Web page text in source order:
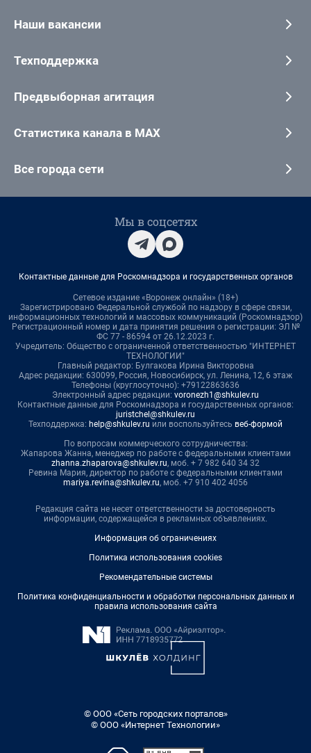
Наши вакансии
Техподдержка
Предвыборная агитация
Статистика канала в MAX
Все города сети
Мы в соцсетях
Контактные данные для Роскомнадзора и государственных органов
Сетевое издание «Воронеж онлайн» (18+)
Зарегистрировано Федеральной службой по надзору в сфере связи,
информационных технологий и массовых коммуникаций (Роскомнадзор)
Регистрационный номер и дата принятия решения о регистрации: ЭЛ №
ФС 77 - 86594 от 26.12.2023 г.
Учредитель: Общество с ограниченной ответственностью "ИНТЕРНЕТ
ТЕХНОЛОГИИ"
Главный редактор: Булгакова Ирина Викторовна
Адрес редакции: 630099, Россия, Новосибирск, ул. Ленина, 12, 6 этаж
Телефоны (круглосуточно): +79122863636
Электронный адрес редакции: voronezh1@shkulev.ru
Контактные данные для Роскомнадзора и государственных органов:
juristchel@shkulev.ru
Техподдержка: help@shkulev.ru или воспользуйтесь веб-формой
По вопросам коммерческого сотрудничества:
Жапарова Жанна, менеджер по работе с федеральными клиентами
zhanna.zhaparova@shkulev.ru, моб. + 7 982 640 34 32
Ревина Мария, директор по работе с федеральными клиентами
mariya.revina@shkulev.ru, моб. +7 910 402 4056
Редакция сайта не несет ответственности за достоверность
информации, содержащейся в рекламных объявлениях.
Информация об ограничениях
Политика использования cookies
Рекомендательные системы
Политика конфиденциальности и обработки персональных данных и
правила использования сайта
© ООО «Сеть городских порталов»
© ООО «Интернет Технологии»